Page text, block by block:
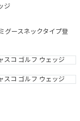
グースネックタイプ登